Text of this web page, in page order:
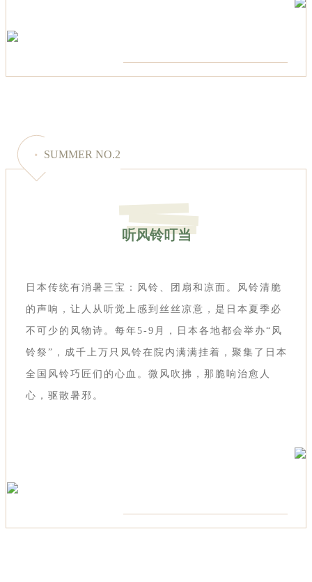
SUMMER NO.2
听风铃叮当
日本传统有消暑三宝：风铃、团扇和凉面。风铃清脆
的声响，让人从听觉上感到丝丝凉意，是日本夏季必
不可少的风物诗。每年5-9月，日本各地都会举办“风
铃祭”，成千上万只风铃在院内满满挂着，聚集了日本
全国风铃巧匠们的心血。微风吹拂，那脆响治愈人
心，驱散暑邪。